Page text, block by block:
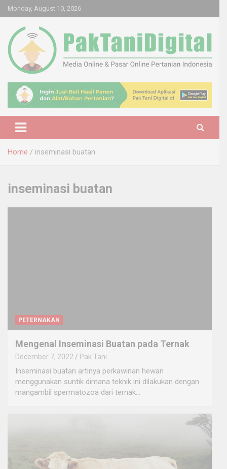
Skip
to
content
Monday, August 10, 2026
Pak Tani Digital
Home inseminasi buatan
inseminasi buatan
PETERNAKAN
Mengenal Inseminasi Buatan pada Ternak
December 7, 2022 Pak Tani
Inseminasi buatan artinya perkawinan hewan
menggunakan suntik dimana teknik ini dilakukan dengan
mangambil spermatozoa dari ternak…